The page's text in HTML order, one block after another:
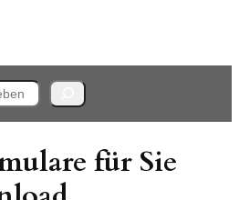
für Sie